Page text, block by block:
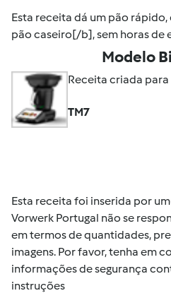
Esta receita dá um pão
pão caseiro[/b], sem horas de
Modelo
Receita criada para
TM7
Esta receita foi inserida por
Vorwerk Portugal não se
em termos de quantidades,
imagens. Por favor, tenha em
informações de segurança
instruções